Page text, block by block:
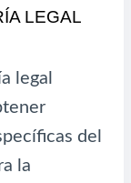
LEGAL
legal
del
la